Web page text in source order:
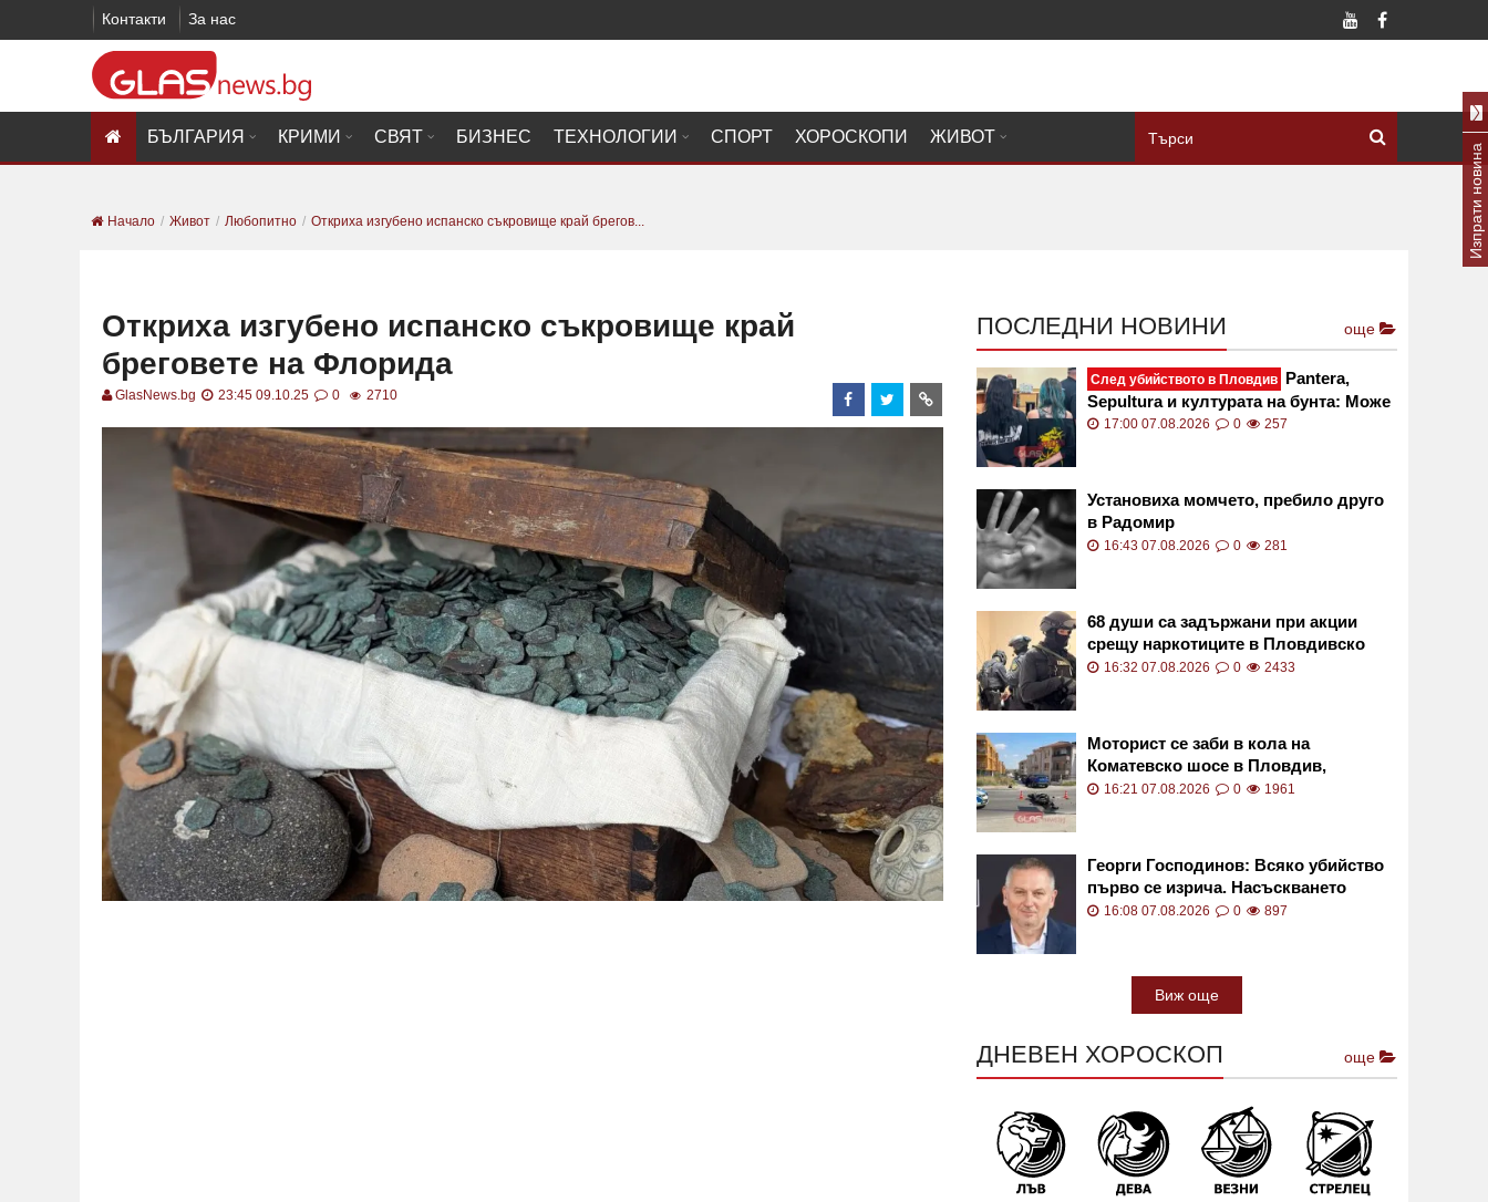
Контакти За нас
БЪЛГАРИЯ КРИМИ СВЯТ БИЗНЕС ТЕХНОЛОГИИ СПОРТ ХОРОСКОПИ ЖИВОТ
Начало Живот Любопитно Откриха изгубено испанско съкровище край брегов...
Откриха изгубено испанско съкровище край
бреговете на Флорида
GlasNews.bg 23:45 09.10.25 0 2710
ПОСЛЕДНИ НОВИНИ още
След убийството в Пловдив Pantera,
Sepultura и културата на бунта: Може
ли музиката да обясни жестокостта?
17:00 07.08.2026 0 257
Установиха момчето, пребило друго
в Радомир
16:43 07.08.2026 0 281
68 души са задържани при акции
срещу наркотиците в Пловдивско
16:32 07.08.2026 0 2433
Моторист се заби в кола на
Коматевско шосе в Пловдив,
откараха го с линейка ВИДЕО
16:21 07.08.2026 0 1961
Георги Господинов: Всяко убийство
първо се изрича. Насъскването
убива
16:08 07.08.2026 0 897
Виж още
ДНЕВЕН ХОРОСКОП още
Изпрати новина